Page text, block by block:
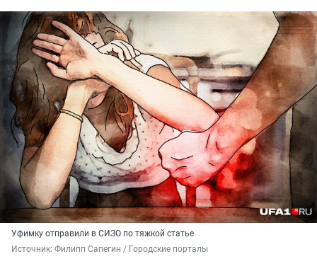
Уфимку отправили в СИЗО по тяжкой статье
Источник: Филипп Сапегин / Городские порталы